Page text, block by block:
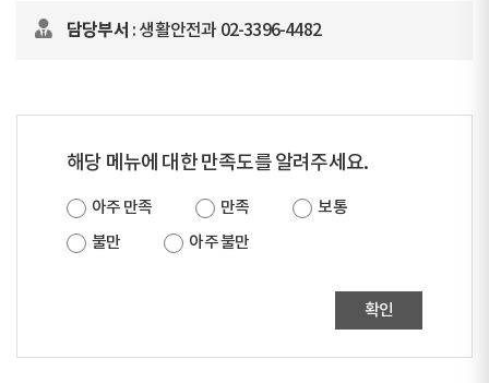
담당부서 : 생활안전과 02-3396-4482
해당 메뉴에 대한 만족도를 알려주세요.
아주 만족 만족
보통
불만
아주 불만
확인